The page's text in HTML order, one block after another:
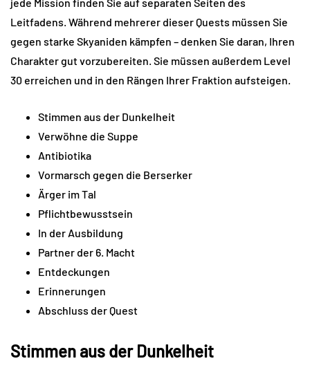
Leitfadens. Während mehrerer dieser Quests müssen Sie
gegen starke Skyaniden kämpfen – denken Sie daran, Ihren
Charakter gut vorzubereiten. Sie müssen außerdem Level
30 erreichen und in den Rängen Ihrer Fraktion aufsteigen.
Stimmen aus der Dunkelheit
Verwöhne die Suppe
Antibiotika
Vormarsch gegen die Berserker
Ärger im Tal
Pflichtbewusstsein
In der Ausbildung
Partner der 6. Macht
Entdeckungen
Erinnerungen
Abschluss der Quest
Stimmen aus der Dunkelheit